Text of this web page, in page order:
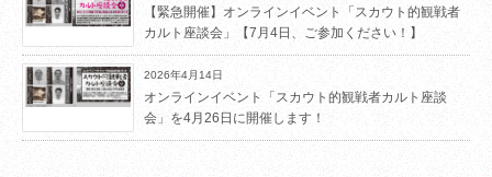
【緊急開催】オンラインイベント「スカウト的観戦者
カルト座談会」【7月4日、ご参加ください！】
2026年4月14日
オンラインイベント「スカウト的観戦者カルト座談
会」を4月26日に開催します！